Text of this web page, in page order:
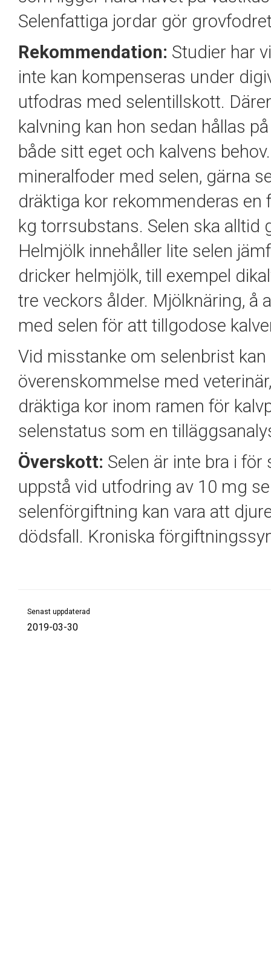
Selenfattiga jordar gör
Rekommendation: Studier har
inte kan kompenseras under
utfodras med selentillskott.
kalvning kan hon sedan hållas
både sitt eget och kalvens
mineralfoder med selen, gärna
dräktiga kor rekommenderas en
kg torrsubstans. Selen ska
Helmjölk innehåller lite selen
dricker helmjölk, till exempel
tre veckors ålder. Mjölknäring, å
med selen för att tillgodose
Vid misstanke om selenbrist
överenskommelse med
dräktiga kor inom ramen för
selenstatus som en
Överskott: Selen är inte bra i
uppstå vid utfodring av 10 mg
selenförgiftning kan vara att
dödsfall. Kroniska
Senast uppdaterad
2019-03-30